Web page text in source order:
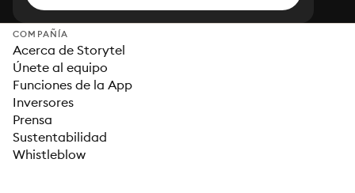
COMPAÑÍA
Acerca de Storytel
Únete al equipo
Funciones de la App
Inversores
Prensa
Sustentabilidad
Whistleblow